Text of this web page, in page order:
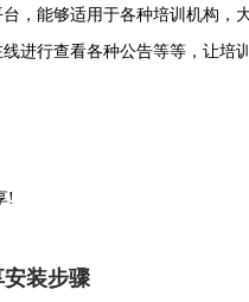
能够适用于各种培训机构，
进行查看各种公告等等，让培
!
装步骤